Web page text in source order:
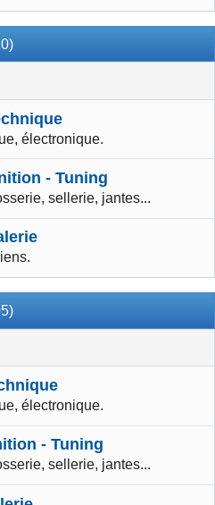
électronique.
- Tuning
sellerie, jantes...
électronique.
- Tuning
sellerie, jantes...